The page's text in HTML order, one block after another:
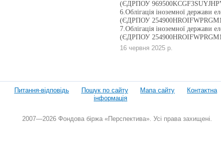
(ЄДРПОУ
6.Облігація іноземної держави
(ЄДРПОУ
7.Облігація іноземної держави
(ЄДРПОУ
16 червня 2025 р.
Питання-відповідь Пошук по сайту Мапа сайту
Контактна
інформація
2007—2026 Фондова біржа «Перспектива». Усі права захищені.